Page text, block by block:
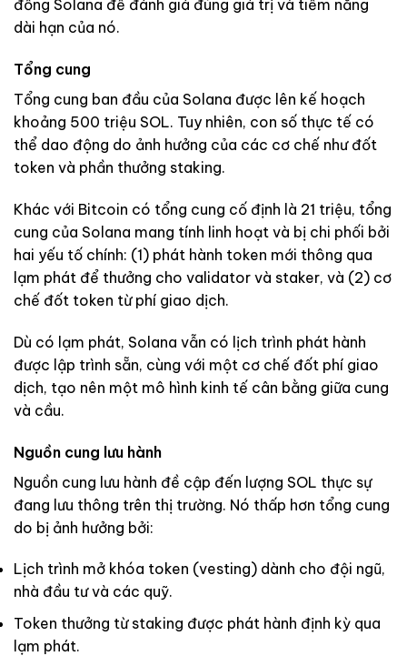
đồng Solana để đánh giá đúng giá trị và tiềm năng
dài hạn của nó.
Tổng cung
Tổng cung ban đầu của Solana được lên kế hoạch
khoảng 500 triệu SOL. Tuy nhiên, con số thực tế có
thể dao động do ảnh hưởng của các cơ chế như đốt
token và phần thưởng staking.
Khác với Bitcoin có tổng cung cố định là 21 triệu, tổng
cung của Solana mang tính linh hoạt và bị chi phối bởi
hai yếu tố chính: (1) phát hành token mới thông qua
lạm phát để thưởng cho validator và staker, và (2) cơ
chế đốt token từ phí giao dịch.
Dù có lạm phát, Solana vẫn có lịch trình phát hành
được lập trình sẵn, cùng với một cơ chế đốt phí giao
dịch, tạo nên một mô hình kinh tế cân bằng giữa cung
và cầu.
Nguồn cung lưu hành
Nguồn cung lưu hành đề cập đến lượng SOL thực sự
đang lưu thông trên thị trường. Nó thấp hơn tổng cung
do bị ảnh hưởng bởi:
Lịch trình mở khóa token (vesting) dành cho đội ngũ,
nhà đầu tư và các quỹ.
Token thưởng từ staking được phát hành định kỳ qua
lạm phát.